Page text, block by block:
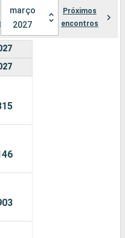
março
2027
Próximos
encontros
Companhias